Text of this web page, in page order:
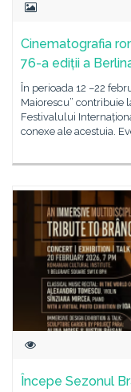
Cinematografia
76-a ediții a
În perioada 12 –22
Maiorescu” contribuie
Festivalului
conexe ale acestuia.
Începe Sezonul